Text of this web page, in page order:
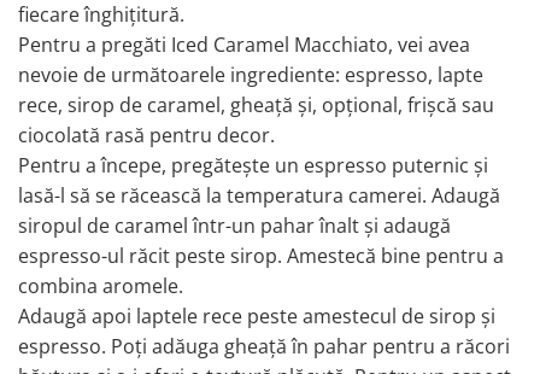
fiecare înghițitură.
Pentru a pregăti Iced Caramel Macchiato, vei avea
nevoie de următoarele ingrediente: espresso, lapte
rece, sirop de caramel, gheață și, opțional, frișcă sau
ciocolată rasă pentru decor.
Pentru a începe, pregătește un espresso puternic și
lasă-l să se răcească la temperatura camerei. Adaugă
siropul de caramel într-un pahar înalt și adaugă
espresso-ul răcit peste sirop. Amestecă bine pentru a
combina aromele.
Adaugă apoi laptele rece peste amestecul de sirop și
espresso. Poți adăuga gheață în pahar pentru a răcori